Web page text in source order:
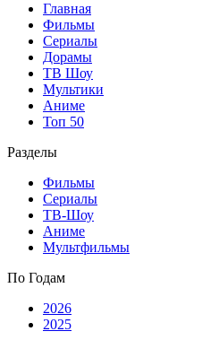
Главная
Фильмы
Сериалы
Дорамы
ТВ Шоу
Мультики
Аниме
Топ 50
Разделы
Фильмы
Сериалы
ТВ-Шоу
Аниме
Мультфильмы
По Годам
2026
2025